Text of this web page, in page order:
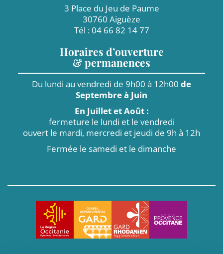
3 Place du Jeu de Paume
30760 Aiguèze
Tél : 04 66 82 14 77
Horaires d’ouverture
& permanences
Du lundi au vendredi de 9h00 à 12h00 de
Septembre à Juin
En Juillet et Août :
fermeture le lundi et le vendredi
ouvert le mardi, mercredi et jeudi de 9h à 12h
Fermée le samedi et le dimanche